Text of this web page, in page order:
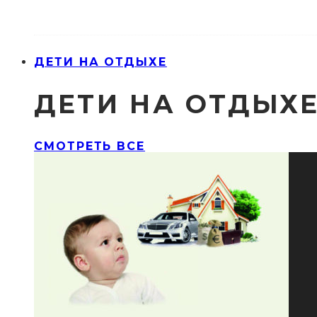
ДЕТИ НА ОТДЫХЕ
ДЕТИ НА
СМОТРЕТЬ ВСЕ